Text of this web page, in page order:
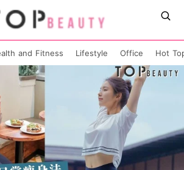
and Fitness Lifestyle Office Hot